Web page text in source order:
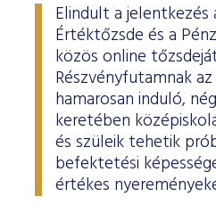
Elindult a jelentkezés
Értéktőzsde és a
közös online
Részvényfutamnak
hamarosan induló,
keretében
és szüleik tehetik
befektetési
értékes